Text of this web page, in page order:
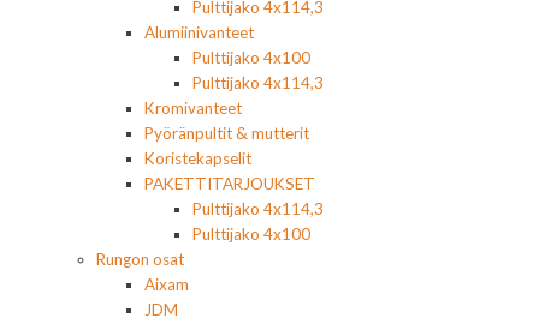
Pulttijako 4x114,3
Alumiinivanteet
Pulttijako 4x100
Pulttijako 4x114,3
Kromivanteet
Pyöränpultit & mutterit
Koristekapselit
PAKETTITARJOUKSET
Pulttijako 4x114,3
Pulttijako 4x100
Rungon osat
Aixam
JDM